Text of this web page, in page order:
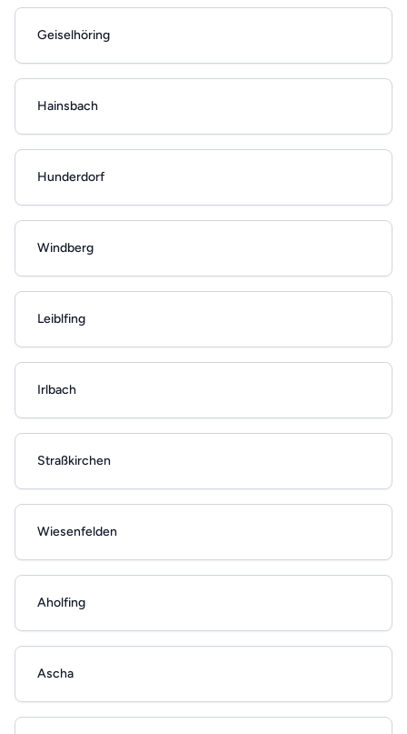
Geiselhöring
Hainsbach
Hunderdorf
Windberg
Leiblfing
Irlbach
Straßkirchen
Wiesenfelden
Aholfing
Ascha